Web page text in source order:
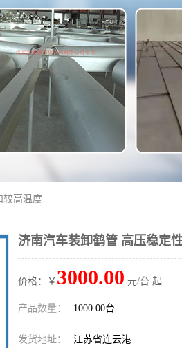
较高温度
济南汽车装卸鹤管 高压稳定
价格：￥ 3000.00 元/台 起
产品数量： 1000.00台
发货地址： 江苏省连云港